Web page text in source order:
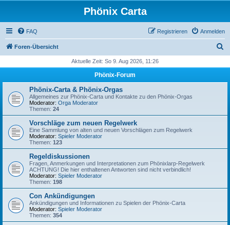
Phönix Carta
FAQ Anmelden
Registrieren
Foren-Übersicht
h
Aktuelle Zeit: So 9. Aug 2026, 11:26
Phönix-Forum
Phönix-Carta & Phönix-Orgas
Allgemeines zur Phönix-Carta und Kontakte zu den Phönix-Orgas
Moderator: Orga Moderator
Themen: 24
Vorschläge zum neuen Regelwerk
Eine Sammlung von alten und neuen Vorschlägen zum Regelwerk
Moderator: Spieler Moderator
Themen: 123
Regeldiskussionen
Fragen, Anmerkungen und Interpretationen zum Phönixlarp-Regelwerk
ACHTUNG! Die hier enthaltenen Antworten sind nicht verbindlich!
Moderator: Spieler Moderator
Themen: 198
Con Ankündigungen
Ankündigungen und Informationen zu Spielen der Phönix-Carta
Moderator: Spieler Moderator
Themen: 354